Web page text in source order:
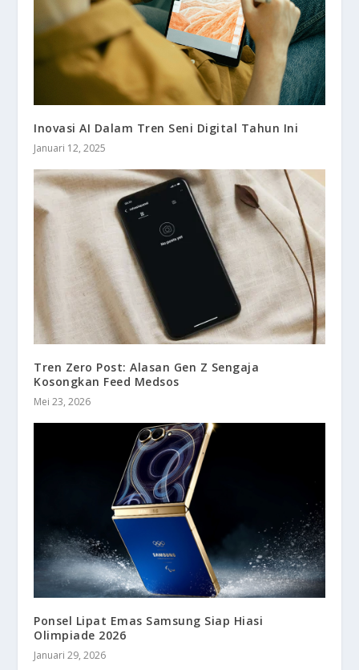
Inovasi AI Dalam Tren Seni Digital Tahun Ini
Januari 12, 2025
Tren Zero Post: Alasan Gen Z Sengaja
Kosongkan Feed Medsos
Mei 23, 2026
Ponsel Lipat Emas Samsung Siap Hiasi
Olimpiade 2026
Januari 29, 2026